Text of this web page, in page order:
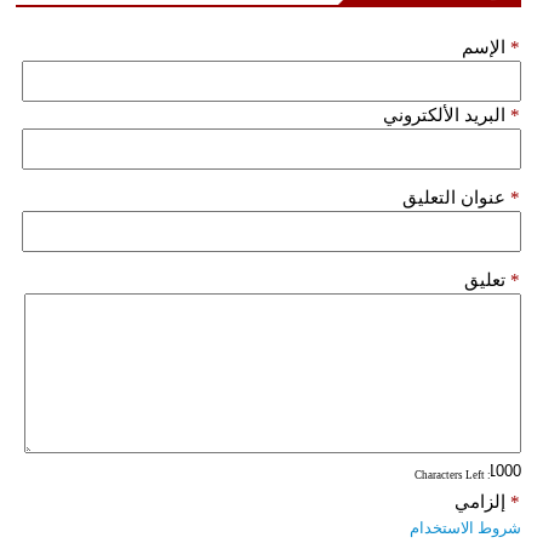
الإسم *
البريد الألكتروني *
عنوان التعليق *
تعليق *
: Characters Left
إلزامي *
شروط الاستخدام